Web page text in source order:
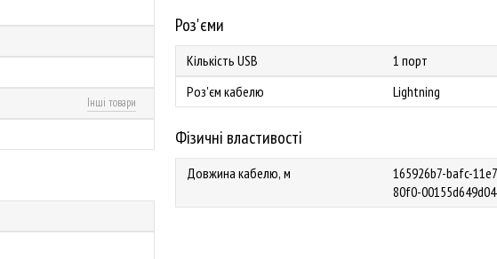
Інші товари
Роз'єми
Кількість USB
1 порт
Роз'єм кабелю
Lightning
Фізичні властивості
Довжина кабелю, м
165926b7-bafc-
80f0-00155d649d04